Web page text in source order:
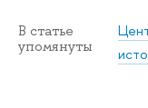
В статье
упомянуты